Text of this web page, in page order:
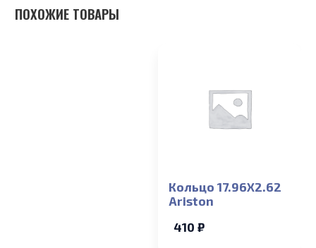
ПОХОЖИЕ ТОВАРЫ
Кольцо 17.96X2.62
Ariston
410 ₽